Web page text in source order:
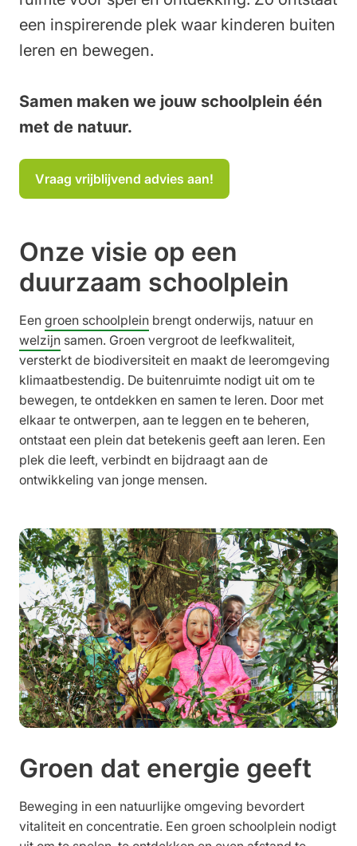
een inspirerende plek waar kinderen buiten
leren en bewegen.
Samen maken we jouw schoolplein één
met de natuur.
Vraag vrijblijvend advies aan!
Onze visie op een
duurzaam schoolplein
Een groen schoolplein brengt onderwijs, natuur en
welzijn samen. Groen vergroot de leefkwaliteit,
versterkt de biodiversiteit en maakt de leeromgeving
klimaatbestendig. De buitenruimte nodigt uit om te
bewegen, te ontdekken en samen te leren. Door met
elkaar te ontwerpen, aan te leggen en te beheren,
ontstaat een plein dat betekenis geeft aan leren. Een
plek die leeft, verbindt en bijdraagt aan de
ontwikkeling van jonge mensen.
Groen dat energie geeft
Beweging in een natuurlijke omgeving bevordert
vitaliteit en concentratie. Een groen schoolplein nodigt